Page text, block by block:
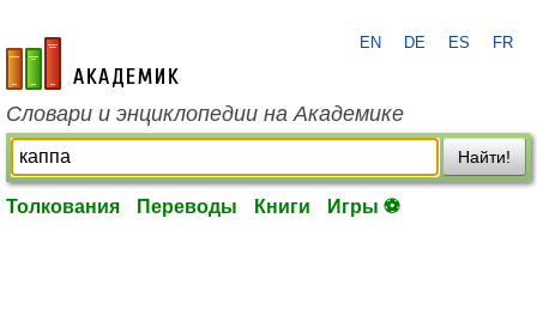
academic.ru
EN DE ES FR
Словари и энциклопедии на Академике
Найти!
Толкования Переводы Книги Игры ⚽